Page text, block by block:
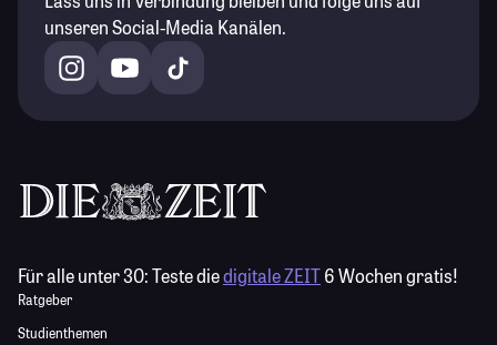
unseren Social-Media Kanälen.
Für alle unter 30:Teste diedigitale ZEIT6 Wochen gratis!
Ratgeber
Studienthemen